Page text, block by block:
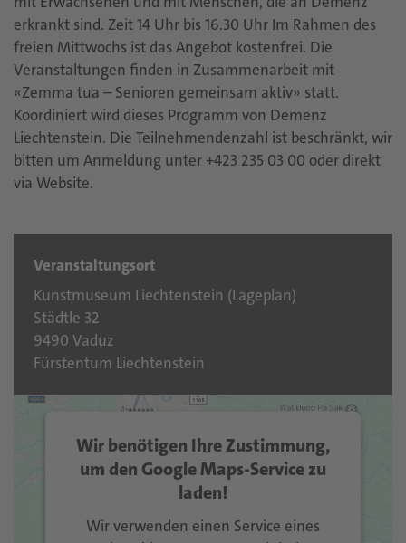
erkrankt sind. Zeit 14 Uhr bis 16.30 Uhr Im Rahmen des
freien Mittwochs ist das Angebot kostenfrei. Die
Veranstaltungen finden in Zusammenarbeit mit
«Zemma tua – Senioren gemeinsam aktiv» statt.
Koordiniert wird dieses Programm von Demenz
Liechtenstein. Die Teilnehmendenzahl ist beschränkt, wir
bitten um Anmeldung unter +423 235 03 00 oder direkt
via Website.
Veranstaltungsort
Kunstmuseum Liechtenstein (Lageplan)
Städtle 32
9490 Vaduz
Fürstentum Liechtenstein
Wir benötigen Ihre Zustimmung,
um den Google Maps-Service zu
laden!
Wir verwenden einen Service eines